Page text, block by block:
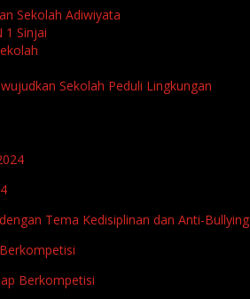
Sekolah Adiwiyata
1 Sinjai
Sekolah Peduli Lingkungan
Tema Kedisiplinan dan Anti-Bullying
Berkompetisi